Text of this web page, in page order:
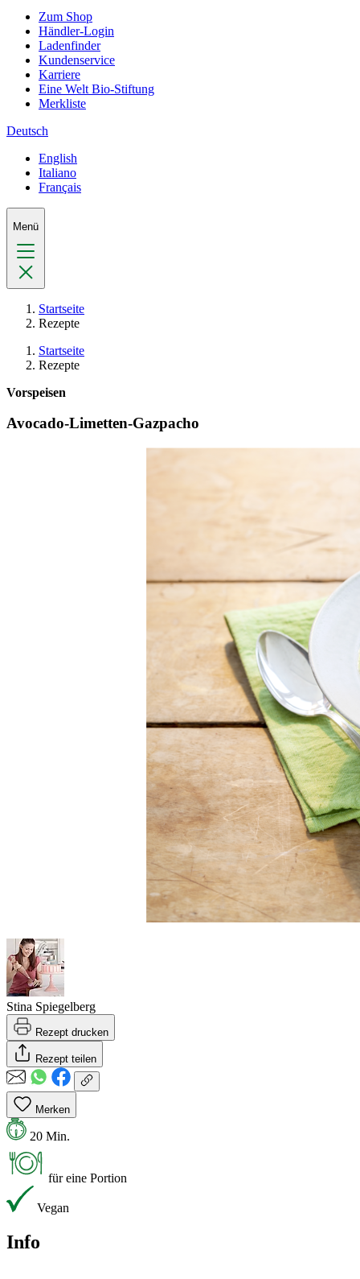
Zum Shop
Händler-Login
Ladenfinder
Kundenservice
Karriere
Eine Welt Bio-Stiftung
Merkliste
Deutsch
English
Italiano
Français
Menü
Startseite
Rezepte
Startseite
Rezepte
Vorspeisen
Avocado-Limetten-Gazpacho
Stina Spiegelberg
Rezept drucken
Rezept teilen
Merken
20 Min.
für eine Portion
Vegan
Info